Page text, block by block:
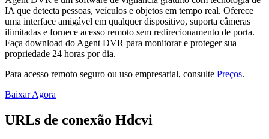
IA que detecta pessoas, veículos e objetos em tempo real. Oferece
uma interface amigável em qualquer dispositivo, suporta câmeras
ilimitadas e fornece acesso remoto sem redirecionamento de porta.
Faça download do Agent DVR para monitorar e proteger sua
propriedade 24 horas por dia.
Para acesso remoto seguro ou uso empresarial, consulte Preços.
Baixar Agora
URLs de conexão Hdcvi